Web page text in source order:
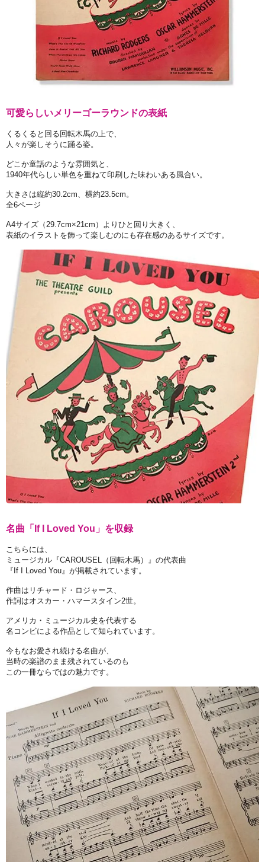
可愛らしいメリーゴーラウンドの表紙
くるくると回る回転木馬の上で、
人々が楽しそうに踊る姿。
どこか童話のような雰囲気と、
1940年代らしい単色を重ねて印刷した味わいある風合い。
大きさは縦約30.2cm、横約23.5cm。
全6ページ
A4サイズ（29.7cm×21cm）よりひと回り大きく、
表紙のイラストを飾って楽しむのにも存在感のあるサイズです。
名曲「If I Loved You」を収録
こちらには、
ミュージカル『CAROUSEL（回転木馬）』の代表曲
『If I Loved You』が掲載されています。
作曲はリチャード・ロジャース、
作詞はオスカー・ハマースタイン2世。
アメリカ・ミュージカル史を代表する
名コンビによる作品として知られています。
今もなお愛され続ける名曲が、
当時の楽譜のまま残されているのも
この一冊ならではの魅力です。